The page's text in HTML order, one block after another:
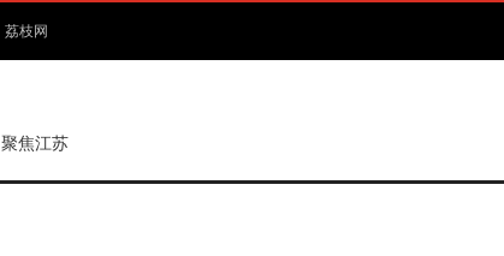
荔枝网
聚焦江苏